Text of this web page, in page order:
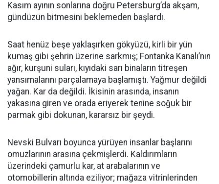
Kasım ayının sonlarına doğru Petersburg’da akşam,
gündüzün bitmesini beklemeden başlardı.
Saat henüz beşe yaklaşırken gökyüzü, kirli bir yün
kumaş gibi şehrin üzerine sarkmış; Fontanka Kanalı’nın
ağır, kurşuni suları, kıyıdaki sarı binaların titreşen
yansımalarını parçalamaya başlamıştı. Yağmur değildi
yağan. Kar da değildi. İkisinin arasında, insanın
yakasına giren ve orada eriyerek tenine soğuk bir
parmak gibi dokunan, kararsız bir şeydi.
Nevski Bulvarı boyunca yürüyen insanlar başlarını
omuzlarının arasına çekmişlerdi. Kaldırımların
üzerindeki çamurlu kar, at arabalarının ve
otomobillerin altında eziliyor; mağaza vitrinlerinden